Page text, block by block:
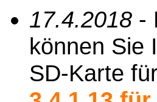
17.4.2018 -
können Sie
SD-Karte